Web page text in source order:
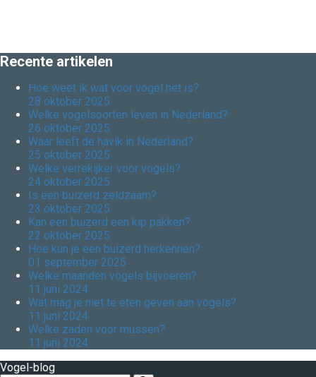
Recente artikelen
Hoe weet ik wat voor vogel het is?
28 oktober 2025
Welke vogelsoorten leven in Nederland?
26 oktober 2025
Waar leeft de havik in Nederland?
25 oktober 2025
Welke verrekijker voor vogels?
24 oktober 2025
Is een buizerd zeldzaam?
23 oktober 2025
Kan een buizerd een kip pakken?
22 oktober 2025
Hoe kun je een buizerd herkennen?
01 september 2025
Welke maanden vogels bijvoeren?
11 juni 2024
Wat mag je niet te eten geven aan vogels?
11 juni 2024
Welke zaden voor mussen?
11 juni 2024
Vogel-blog